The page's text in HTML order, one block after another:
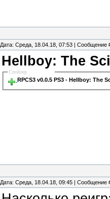
Дата: Среда, 18.04.18, 07:53 | Сообщение
Hellboy: The
Спойлер
RPCS3 v0.0.5 PS3 - Hellboy: The
Дата: Среда, 18.04.18, 09:45 | Сообщение